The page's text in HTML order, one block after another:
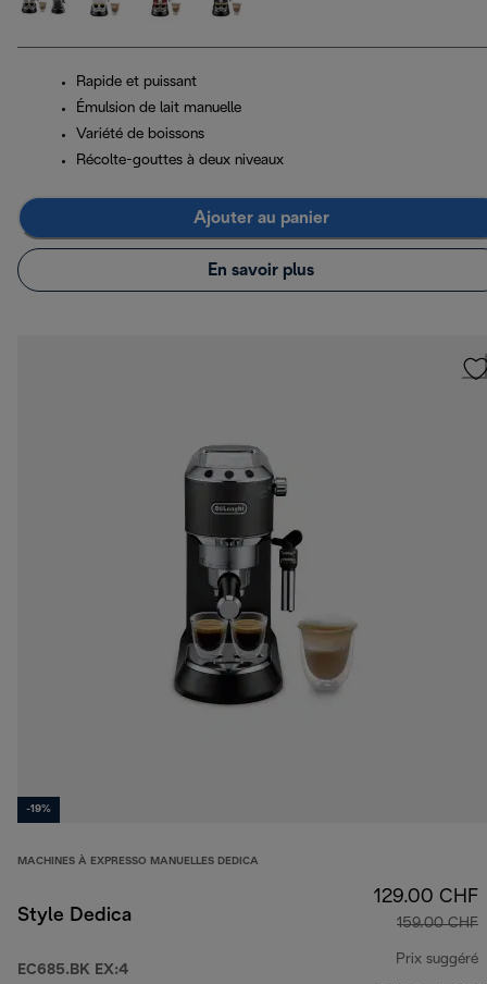
Rapide et puissant
Émulsion de lait manuelle
Variété de boissons
Récolte-gouttes à deux niveaux
Ajouter au panier
En savoir plus
-19%
MACHINES À EXPRESSO MANUELLES DEDICA
Style Dedica
EC685.BK EX:4
129.00 CHF
159.00 CHF
Prix suggéré